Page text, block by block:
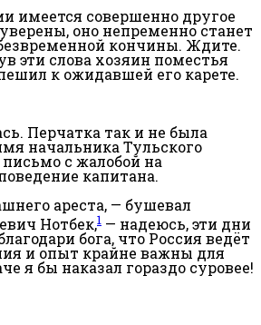
имеется совершенно другое
оно непременно станет
кончины. Ждите.
эти слова хозяин поместья
к ожидавшей его карете.
Перчатка так и не была
начальника Тульского
с жалобой на
капитана.
ареста, — бушевал
Нотбек,1 — надеюсь, эти дни
бога, что Россия ведёт
и опыт крайне важны для
я бы наказал гораздо суровее!